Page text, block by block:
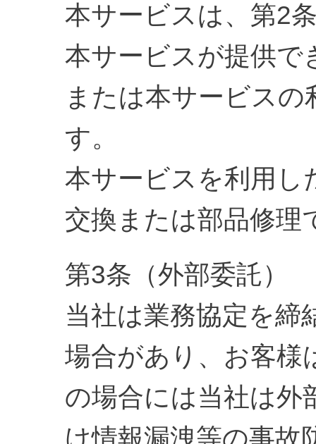
本サービスは、第2
本サービスが提供で
または本サービス
す。
本サービスを利用し
交換または部品修理
第3条（外部委託）
当社は業務協定を締
場合があり、お客様
の場合には当社は外
け情報漏洩等の事故